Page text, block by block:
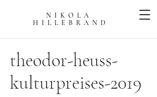
NIKOLA
HILLEBRAN D
theodor-heuss-
kulturpreises-2019